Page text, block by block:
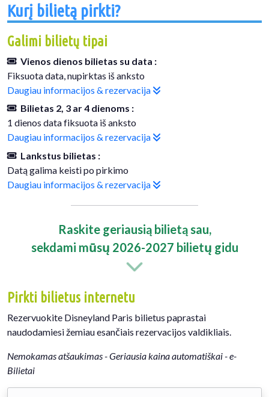
Kurį bilietą pirkti?
Galimi bilietų tipai
Vienos dienos bilietas su data :
Fiksuota data, nupirktas iš anksto
Daugiau informacijos & rezervacija
Bilietas 2, 3 ar 4 dienoms :
1 dienos data fiksuota iš anksto
Daugiau informacijos & rezervacija
Lankstus bilietas :
Datą galima keisti po pirkimo
Daugiau informacijos & rezervacija
Raskite geriausią bilietą sau,
sekdami mūsų 2026-2027 bilietų gidu
Pirkti bilietus internetu
Rezervuokite Disneyland Paris bilietus paprastai
naudodamiesi žemiau esančiais rezervacijos valdikliais.
Nemokamas atšaukimas - Geriausia kaina automatiškai - e-
Bilietai